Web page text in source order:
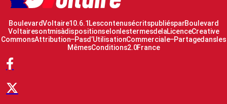
Boulevard Voltaire 10.6.1 Les contenus écrits publiés par Boulevard
Voltaire sont mis à disposition selon les termes de la Licence Creative
Commons Attribution – Pas d’Utilisation Commerciale – Partage dans les
Mêmes Conditions 2.0 France